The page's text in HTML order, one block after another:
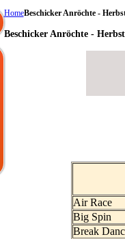
HomeBeschicker Anröchte -
Beschicker Anröchte -
Air Race
Big Spin
Break